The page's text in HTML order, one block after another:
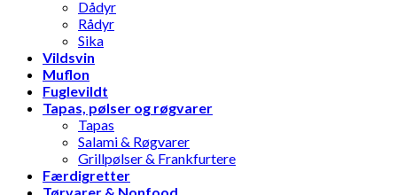
Dådyr
Rådyr
Sika
Vildsvin
Muflon
Fuglevildt
Tapas, pølser og røgvarer
Tapas
Salami & Røgvarer
Grillpølser & Frankfurtere
Færdigretter
Tørvarer & Nonfood